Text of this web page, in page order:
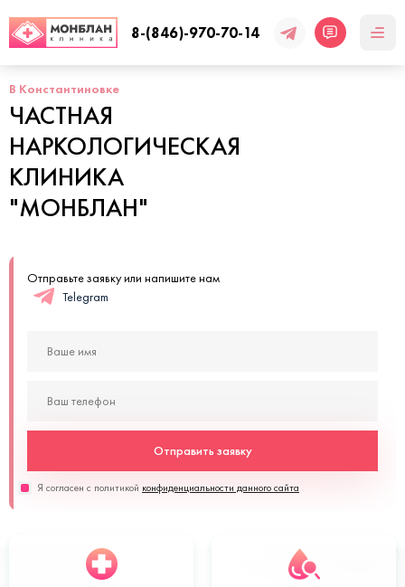
8-(846)-970-70-14
В Константиновке
ЧАСТНАЯ
НАРКОЛОГИЧЕСКАЯ
КЛИНИКА
"МОНБЛАН"
Отправьте заявку или напишите нам
Telegram
Отправить заявку
Я согласен с политикой конфиденциальности данного сайта